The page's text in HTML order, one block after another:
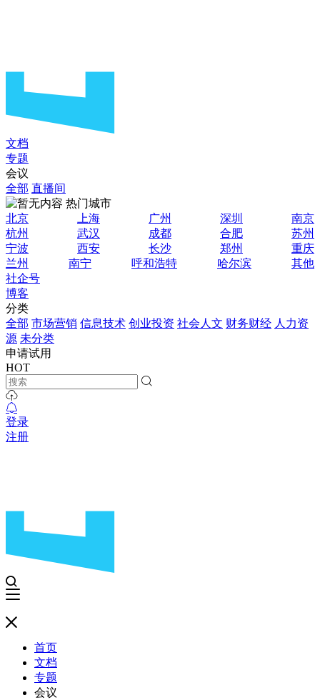
文档
专题
会议
全部 直播间
热门城市
北京
上海 广州 深圳
南京
杭州
武汉 成都 合肥
苏州
宁波
西安 长沙 郑州
重庆
兰州
南宁 呼和浩特 哈尔滨
其他
社企号
博客
分类
全部 市场营销 信息技术 创业投资 社会人文 财务财经 人力资
源 未分类
申请试用
HOT
登录
注册
首页
文档
专题
会议